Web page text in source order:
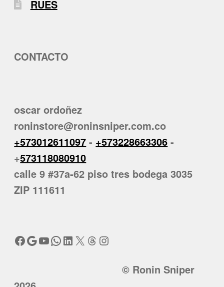
RUES
CONTACTO
oscar ordoñez
roninstore@roninsniper.com.co
+573012611097 - +573228663306 -
+573118080910
calle 9 #37a-62 piso tres bodega 3035
ZIP 111611
Facebook
Google
YouTube
WhatsApp
LinkedIn
X Threads
Instagram
© Ronin Sniper